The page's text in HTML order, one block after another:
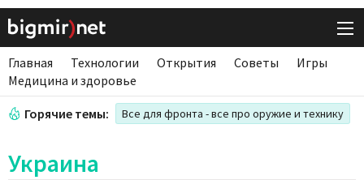
Главная Технологии Открытия Советы
Игры
Медицина и здоровье
Горячие темы: Все для фронта - все про оружие и технику
Украина